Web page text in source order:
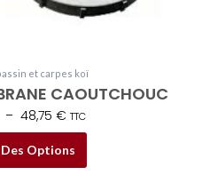
et carpes koï
CAOUTCHOUC
– 48,75 € TTC
Options
Les
être
choisies
page